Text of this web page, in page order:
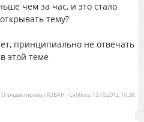
чем за час, и это стало
тему?
принципиально не отвечать
этой теме
ОтредактировалXOBAH -Суббота, 13.10.2012, 16:38